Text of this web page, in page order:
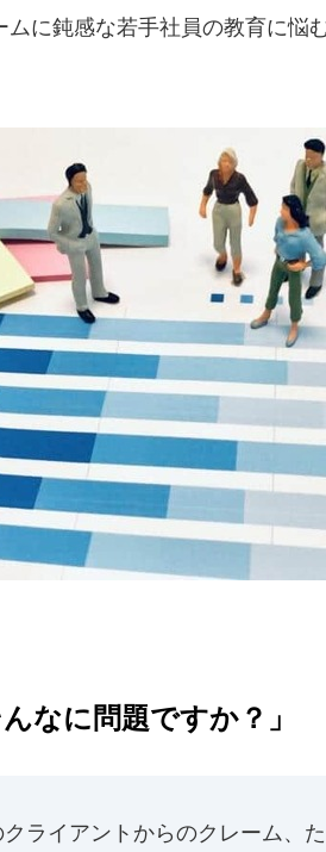
に鈍感な若手社員の教育に悩
なに問題ですか？」
クライアントからのクレーム、